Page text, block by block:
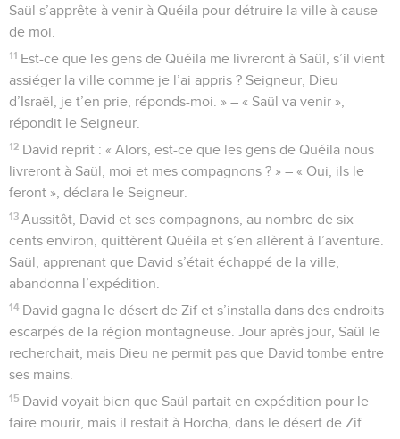
Saül s’apprête à venir à Quéila pour détruire la ville à cause
de moi.
11 Est-ce que les gens de Quéila me livreront à Saül, s’il vient
assiéger la ville comme je l’ai appris ? Seigneur, Dieu
d’Israël, je t’en prie, réponds-moi. » – « Saül va venir »,
répondit le Seigneur.
12 David reprit : « Alors, est-ce que les gens de Quéila nous
livreront à Saül, moi et mes compagnons ? » – « Oui, ils le
feront », déclara le Seigneur.
13 Aussitôt, David et ses compagnons, au nombre de six
cents environ, quittèrent Quéila et s’en allèrent à l’aventure.
Saül, apprenant que David s’était échappé de la ville,
abandonna l’expédition.
14 David gagna le désert de Zif et s’installa dans des endroits
escarpés de la région montagneuse. Jour après jour, Saül le
recherchait, mais Dieu ne permit pas que David tombe entre
ses mains.
15 David voyait bien que Saül partait en expédition pour le
faire mourir, mais il restait à Horcha, dans le désert de Zif.